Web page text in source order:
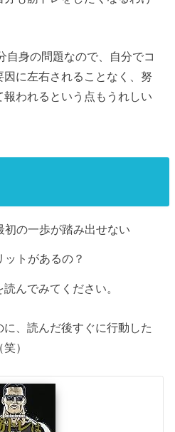
自身の問題なので、自分でコ
に左右されることなく、努
われるという点もうれしい
の一歩が踏み出せない
トがあるの？
んでみてください。
、読んだ後すぐに行動した
）